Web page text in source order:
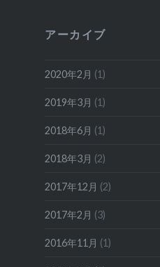
アーカイブ
2020年2月 (1)
2019年3月 (1)
2018年6月 (1)
2018年3月 (2)
2017年12月 (2)
2017年2月 (3)
2016年11月 (1)